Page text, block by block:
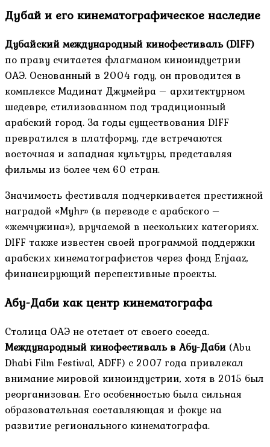
Дубай и его кинематографическое наследие
Дубайский международный кинофестиваль (DIFF)
по праву считается флагманом киноиндустрии
ОАЭ. Основанный в 2004 году, он проводится в
комплексе Мадинат Джумейра – архитектурном
шедевре, стилизованном под традиционный
арабский город. За годы существования DIFF
превратился в платформу, где встречаются
восточная и западная культуры, представляя
фильмы из более чем 60 стран.
Значимость фестиваля подчеркивается престижной
наградой «Муhr» (в переводе с арабского –
«жемчужина»), вручаемой в нескольких категориях.
DIFF также известен своей программой поддержки
арабских кинематографистов через фонд Enjaaz,
финансирующий перспективные проекты.
Абу-Даби как центр кинематографа
Столица ОАЭ не отстает от своего соседа.
Международный кинофестиваль в Абу-Даби (Abu
Dhabi Film Festival, ADFF) с 2007 года привлекал
внимание мировой киноиндустрии, хотя в 2015 был
реорганизован. Его особенностью была сильная
образовательная составляющая и фокус на
развитие регионального кинематографа.